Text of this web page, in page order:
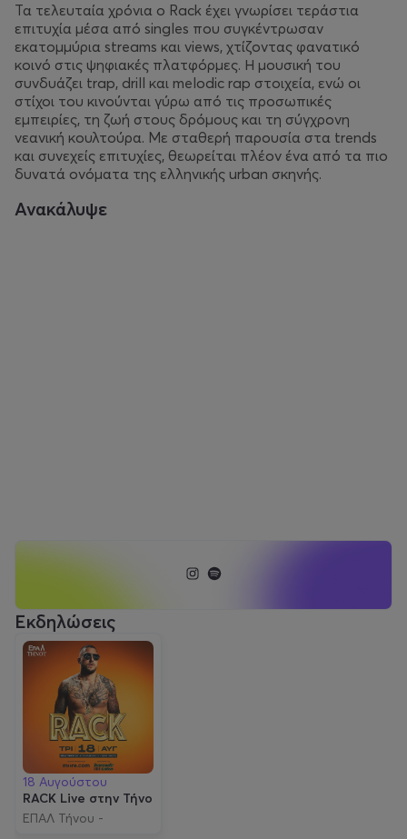
Τα τελευταία χρόνια ο Rack έχει γνωρίσει τεράστια
επιτυχία μέσα από singles που συγκέντρωσαν
εκατομμύρια streams και views, χτίζοντας φανατικό
κοινό στις ψηφιακές πλατφόρμες. Η μουσική του
συνδυάζει trap, drill και melodic rap στοιχεία, ενώ οι
στίχοι του κινούνται γύρω από τις προσωπικές
εμπειρίες, τη ζωή στους δρόμους και τη σύγχρονη
νεανική κουλτούρα. Με σταθερή παρουσία στα trends
και συνεχείς επιτυχίες, θεωρείται πλέον ένα από τα πιο
δυνατά ονόματα της ελληνικής urban σκηνής.
Ανακάλυψε
Εκδηλώσεις
18 Αυγούστου
RACK Live στην Τήνο
ΕΠΑΛ Τήνου -